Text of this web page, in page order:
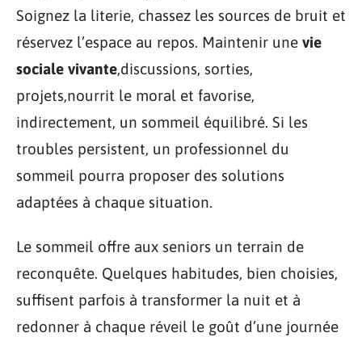
Soignez la literie, chassez les sources de bruit et
réservez l’espace au repos. Maintenir une vie
sociale vivante,discussions, sorties,
projets,nourrit le moral et favorise,
indirectement, un sommeil équilibré. Si les
troubles persistent, un professionnel du
sommeil pourra proposer des solutions
adaptées à chaque situation.
Le sommeil offre aux seniors un terrain de
reconquête. Quelques habitudes, bien choisies,
suffisent parfois à transformer la nuit et à
redonner à chaque réveil le goût d’une journée